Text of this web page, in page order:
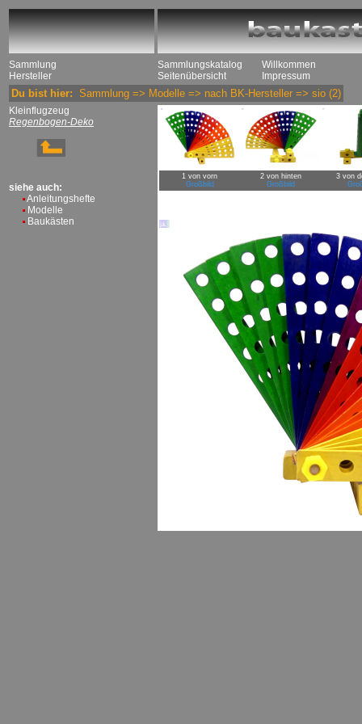
Sammlung
Hersteller
Sammlungskatalog
Seitenübersicht
Willkommen
Impressum
Du bist hier: Sammlung => Modelle => nach BK-Hersteller => sio (2)
Kleinflugzeug
Regenbogen-Deko
siehe auch:
Anleitungshefte
Modelle
Baukästen
1 von vorn
Großbild
2 von hinten
Großbild
3 von